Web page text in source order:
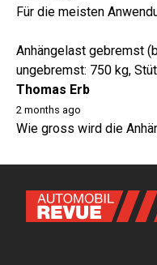
Für die meisten
Anhängelast gebremst
ungebremst: 750 kg,
Thomas Erb
2 months ago
Wie gross wird die